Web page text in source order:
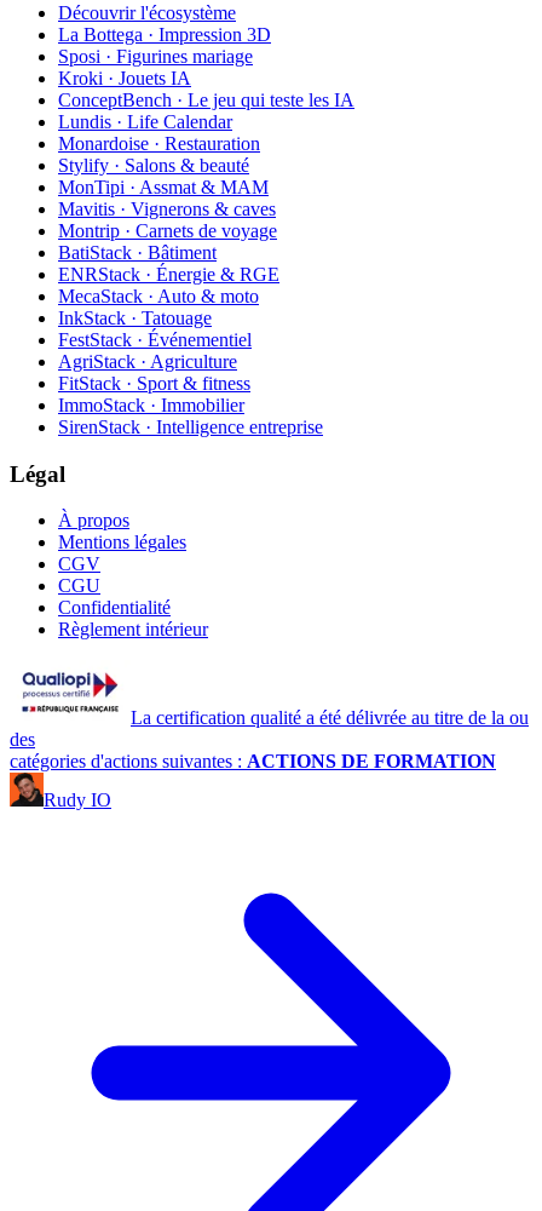
Découvrir l'écosystème
La Bottega · Impression 3D
Sposi · Figurines mariage
Kroki · Jouets IA
ConceptBench · Le jeu qui teste les IA
Lundis · Life Calendar
Monardoise · Restauration
Stylify · Salons & beauté
MonTipi · Assmat & MAM
Mavitis · Vignerons & caves
Montrip · Carnets de voyage
BatiStack · Bâtiment
ENRStack · Énergie & RGE
MecaStack · Auto & moto
InkStack · Tatouage
FestStack · Événementiel
AgriStack · Agriculture
FitStack · Sport & fitness
ImmoStack · Immobilier
SirenStack · Intelligence entreprise
Légal
À propos
Mentions légales
CGV
CGU
Confidentialité
Règlement intérieur
La certification qualité a été délivrée au titre de la ou
des
catégories d'actions suivantes : ACTIONS DE FORMATION
Rudy IO